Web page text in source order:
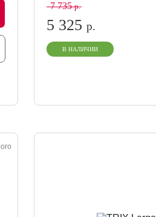
7 735р.
5 325р.
В НАЛИЧИИ